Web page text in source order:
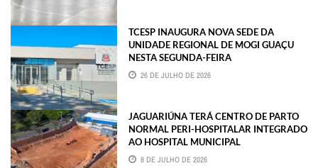
TCESP INAUGURA NOVA SEDE DA
UNIDADE REGIONAL DE MOGI GUAÇU
NESTA SEGUNDA-FEIRA
26 DE JULHO DE 2026
JAGUARIÚNA TERÁ CENTRO DE PARTO
NORMAL PERI-HOSPITALAR INTEGRADO
AO HOSPITAL MUNICIPAL
8 DE JULHO DE 2026